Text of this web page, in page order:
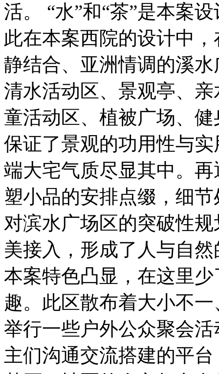
活。 “水”和“茶”是本案
此在本案西院的设计中
静结合、亚洲情调的溪
清水活动区、景观亭、
童活动区、植被广场、
保证了景观的功用性与
端大宅气质尽显其中。
塑小品的安排点缀，细
对滨水广场区的突破性
美接入，形成了人与自
本案特色凸显，在这里
趣。此区散布着大小不
举行一些户外公众聚会
主们沟通交流搭建的平